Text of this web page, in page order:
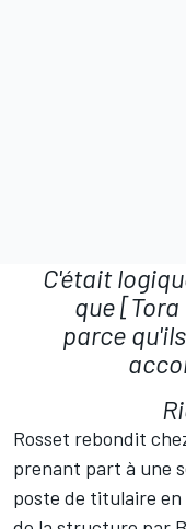
C'était
que
parce
Rosset rebondit
prenant part à une
poste de titulaire